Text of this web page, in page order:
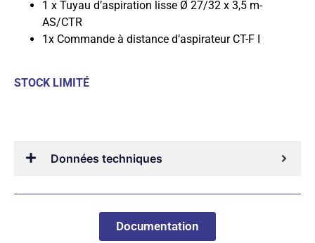
1 x Tuyau d’aspiration lisse Ø 27/32 x 3,5 m-
AS/CTR
1x Commande à distance d’aspirateur CT-F I
STOCK LIMITÉ
Données techniques
Documentation